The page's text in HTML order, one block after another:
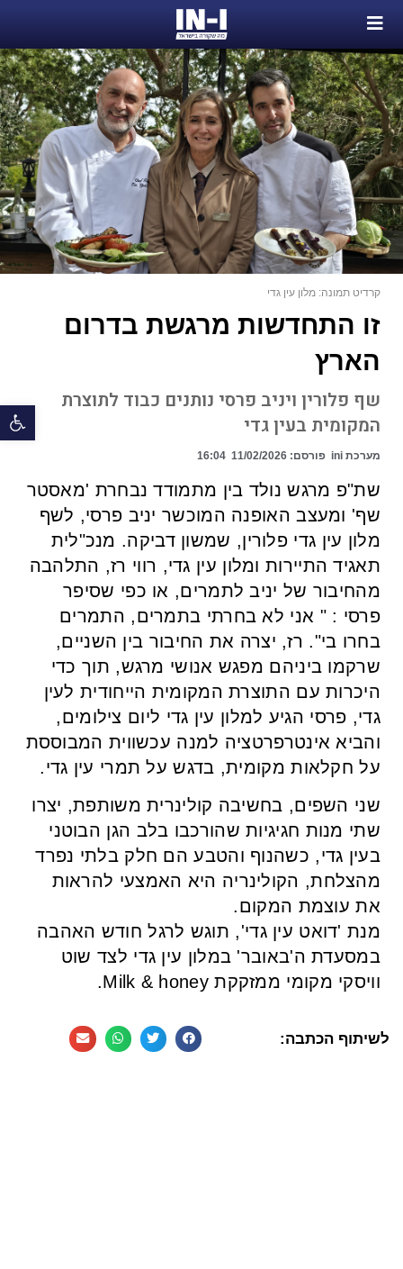
קרדיט תמונה: מלון עין גדי
זו התחדשות מרגשת בדרום
הארץ
שף פלורין ויניב פרסי נותנים כבוד לתוצרת
המקומית בעין גדי
מערכת ini פורסם: 16:04
שת"פ מרגש נולד בין מתמודד נבחרת 'מאסטר
שף' ומעצב האופנה המוכשר יניב פרסי, לשף
מלון עין גדי פלורין, שמשון דביקה. מנכ"לית
תאגיד התיירות ומלון עין גדי, רווי רז, התלהבה
מהחיבור של יניב לתמרים, או כפי שסיפר
פרסי : " אני לא בחרתי בתמרים, התמרים
בחרו בי". רז, יצרה את החיבור בין השניים,
שרקמו ביניהם מפגש אנושי מרגש, תוך כדי
היכרות עם התוצרת המקומית הייחודית לעין
גדי, פרסי הגיע למלון עין גדי ליום צילומים,
והביא אינטרפרטציה למנה עכשווית המבוססת
על חקלאות מקומית, בדגש על תמרי עין גדי.
שני השפים, בחשיבה קולינרית משותפת, יצרו
שתי מנות חגיגיות שהורכבו בלב הגן הבוטני
בעין גדי, כשהנוף והטבע הם חלק בלתי נפרד
מהצלחת, הקולינריה היא האמצעי להראות
את עוצמת המקום.
מנת 'דואט עין גדי', תוגש לרגל חודש האהבה
במסעדת ה'באובר' במלון עין גדי לצד שוט
וויסקי מקומי ממזקקת Milk & honey.
לשיתוף הכתבה: